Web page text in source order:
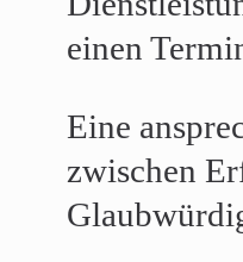
einen
Eine
zwischen